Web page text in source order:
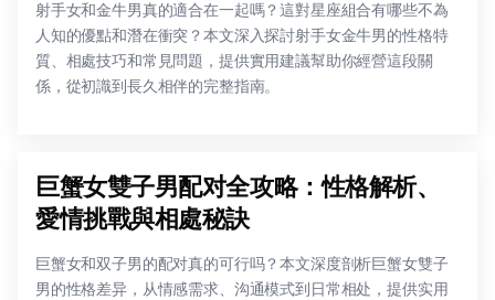
射手女和金牛男真的適合在一起嗎？這對星座組合有哪些不為
人知的優點和潛在衝突？本文深入探討射手女金牛男的性格特
質、相處技巧和常見問題，提供實用建議幫助你經營這段關
係，從初識到長久相伴的完整指南。
巨蟹女雙子男配对全攻略：性格解析、
愛情挑戰與相處秘訣
巨蟹女和双子男的配对真的可行吗？本文深度剖析巨蟹女雙子
男的性格差异，从情感需求、沟通模式到日常相处，提供实用